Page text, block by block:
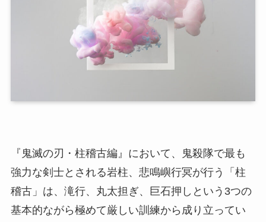
『鬼滅の刃・柱稽古編』において、鬼殺隊で最も
強力な剣士とされる岩柱、悲鳴嶼行冥が行う「柱
稽古」は、滝行、丸太担ぎ、巨石押しという3つの
基本的ながら極めて厳しい訓練から成り立ってい